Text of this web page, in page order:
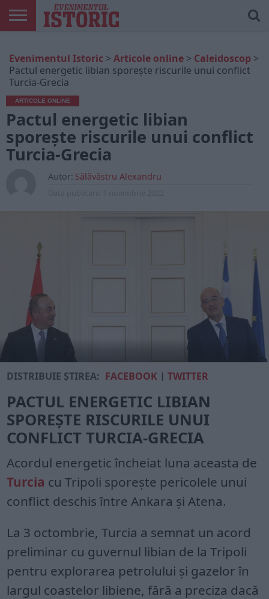
ONLINE
EDIȚII
TIPĂRITE
ISTORIC
PLAY
CONTUL
MEU
Evenimentul Istoric > Articole online > Caleidoscop >
Pactul energetic libian sporește riscurile unui conflict
Turcia-Grecia
ARTICOLE ONLINE
Pactul energetic libian
sporește riscurile unui conflict
Turcia-Grecia
Autor: Sălăvăstru Alexandru
DISTRIBUIE ȘTIREA: FACEBOOK |TWITTER
PACTUL ENERGETIC LIBIAN
SPOREȘTE RISCURILE UNUI
CONFLICT TURCIA-GRECIA
Acordul energetic încheiat luna aceasta de
Turcia cu Tripoli sporește pericolele unui
conflict deschis între Ankara și Atena.
La 3 octombrie, Turcia a semnat un acord
preliminar cu guvernul libian de la Tripoli
pentru explorarea petrolului și gazelor în
largul coastelor libiene, fără a preciza dacă